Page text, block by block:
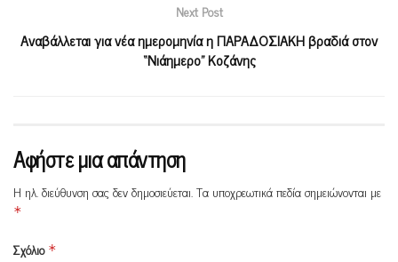
Next Post
Αναβάλλεται για νέα ημερομηνία η ΠΑΡΑΔΟΣΙΑΚΗ βραδιά στον
“Νιάημερο” Κοζάνης
Αφήστε μια απάντηση
Η ηλ. διεύθυνση σας δεν δημοσιεύεται.Τα υποχρεωτικά πεδία σημειώνονται με
*
Σχόλιο *